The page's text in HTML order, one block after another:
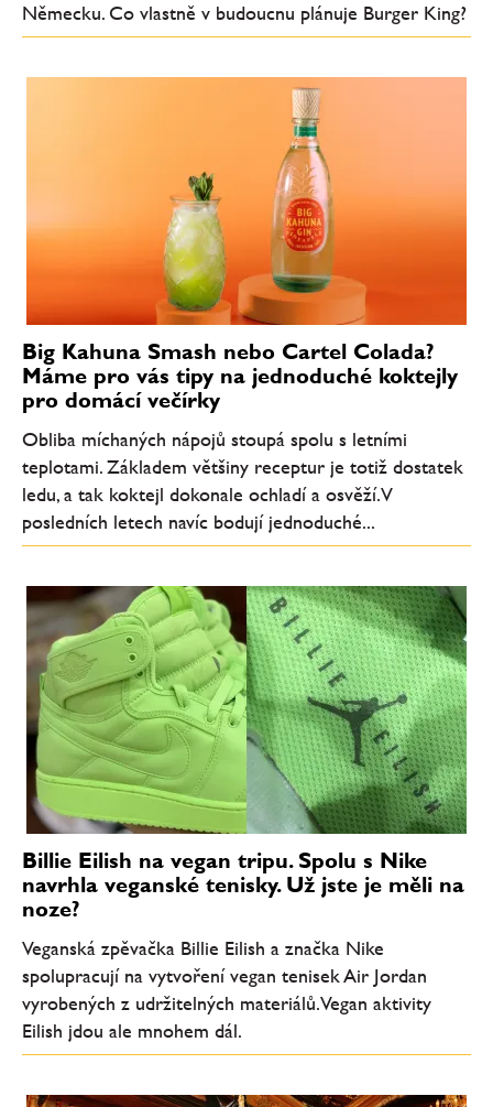
Německu. Co vlastně v budoucnu plánuje Burger King?
Big Kahuna Smash nebo Cartel Colada?
Máme pro vás tipy na jednoduché koktejly
pro domácí večírky
Obliba míchaných nápojů stoupá spolu s letními
teplotami. Základem většiny receptur je totiž dostatek
ledu, a tak koktejl dokonale ochladí a osvěží. V
posledních letech navíc bodují jednoduché...
Billie Eilish na vegan tripu. Spolu s Nike
navrhla veganské tenisky. Už jste je měli na
noze?
Veganská zpěvačka Billie Eilish a značka Nike
spolupracují na vytvoření vegan tenisek Air Jordan
vyrobených z udržitelných materiálů. Vegan aktivity
Eilish jdou ale mnohem dál.